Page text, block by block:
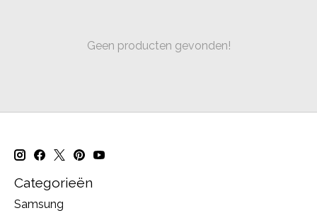
Geen producten gevonden!
Categorieën
Samsung